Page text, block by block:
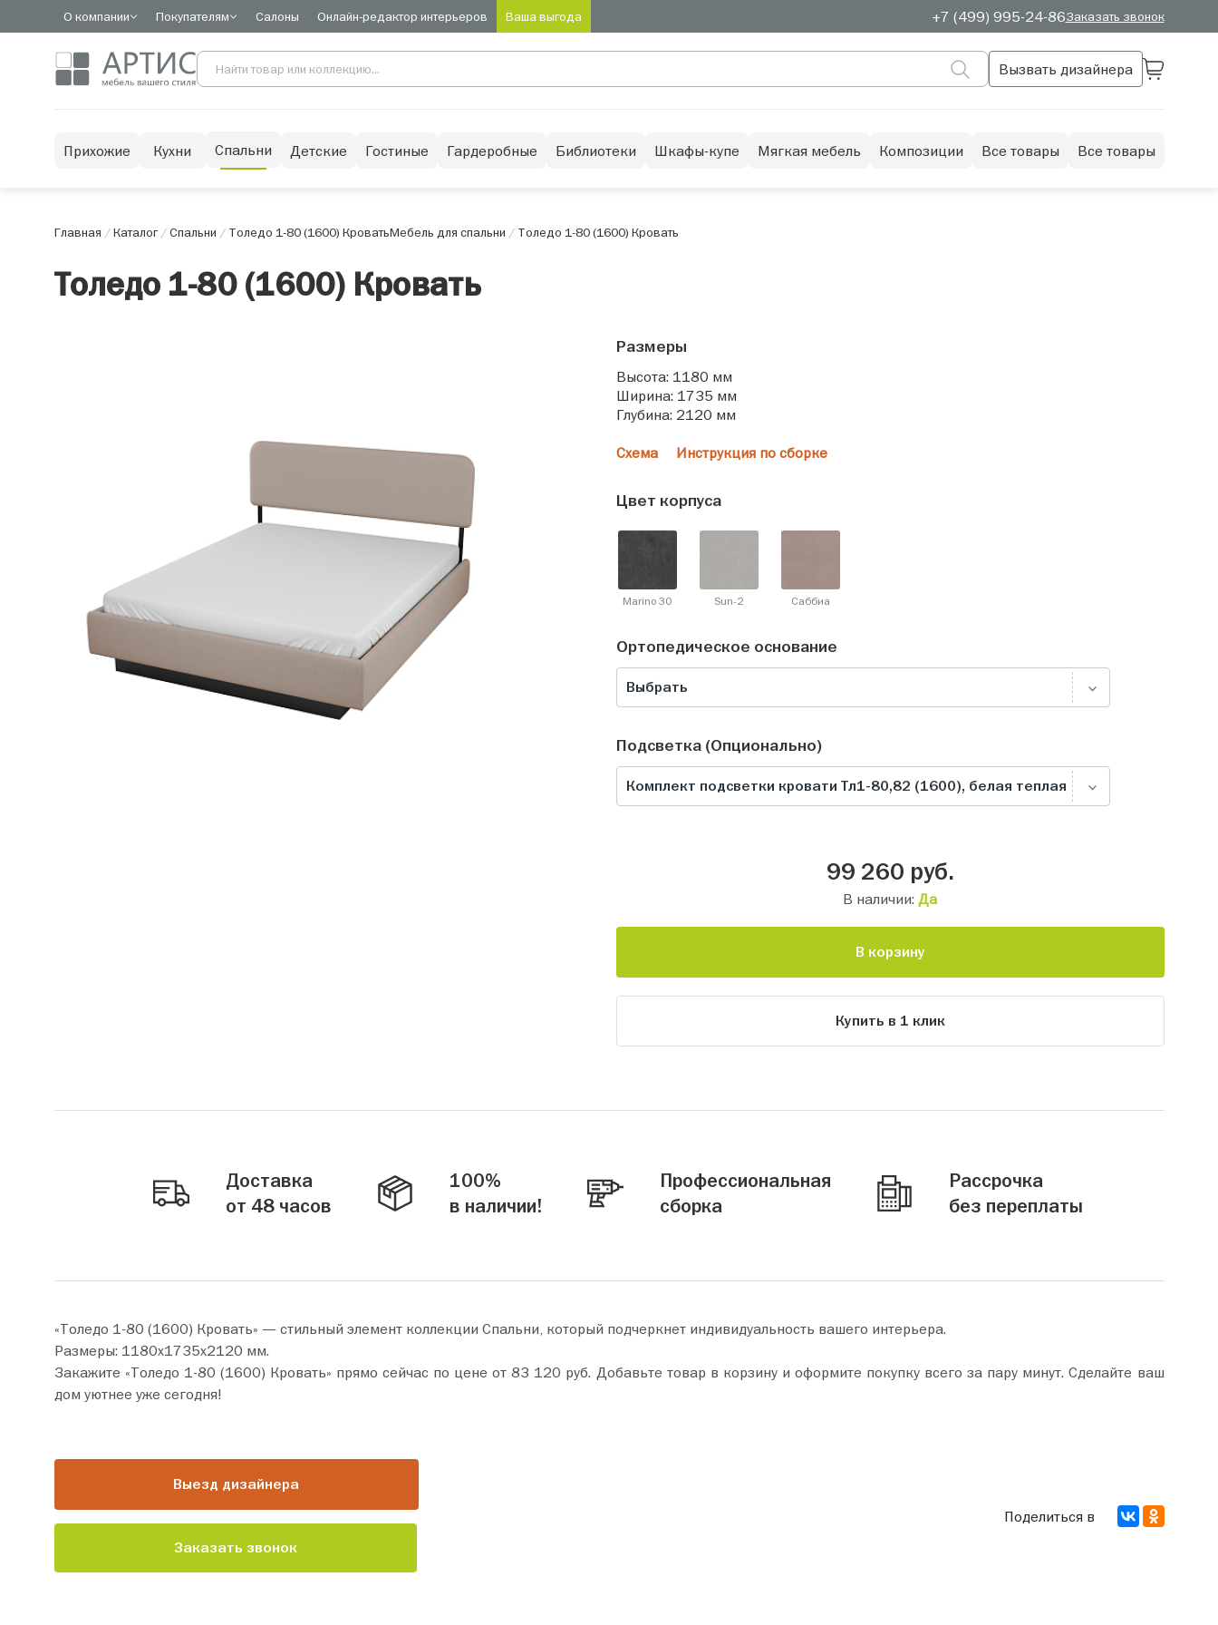
О компании Покупателям Салоны Онлайн-редактор интерьеров Ваша выгода +7 (499) 995-24-86Заказать звонок
Вызвать дизайнера
Прихожие Кухни Спальни Детские Гостиные Гардеробные Библиотеки Шкафы-купе Мягкая мебель Композиции Все товары Все товары
Главная /Каталог/Спальни / Толедо 1-80 (1600) КроватьМебель для спальни / Толедо 1-80 (1600) Кровать
Толедо 1-80 (1600) Кровать
Размеры
Высота: 1180 мм
Ширина: 1735 мм
Глубина: 2120 мм
Схема Инструкция по сборке
Цвет корпуса
Marino 30 Sun-2 Саббиа
Ортопедическое основание
Выбрать
Подсветка (Опционально)
Комплект подсветки кровати Тл1-80,82 (1600), белая теплая
99 260 руб.
В наличии: Да
В корзину
Купить в 1 клик
Доставка
от 48 часов
100%
в наличии!
Профессиональная
сборка
Рассрочка
без переплаты
«Толедо 1-80 (1600) Кровать» — стильный элемент коллекции Спальни, который подчеркнет индивидуальность вашего интерьера.
Размеры: 1180х1735х2120 мм.
Закажите «Толедо 1-80 (1600) Кровать» прямо сейчас по цене от 83 120 руб. Добавьте товар в корзину и оформите покупку всего за пару минут. Сделайте ваш
дом уютнее уже сегодня!
Выезд дизайнера
Заказать звонок
Поделиться в